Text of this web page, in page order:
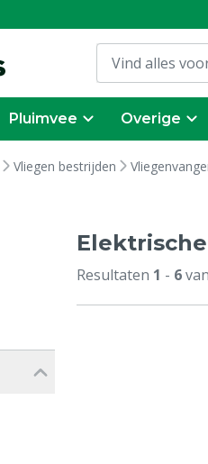
Pluimvee Overige
Vliegen bestrijden
Resultaten 1 - 6van